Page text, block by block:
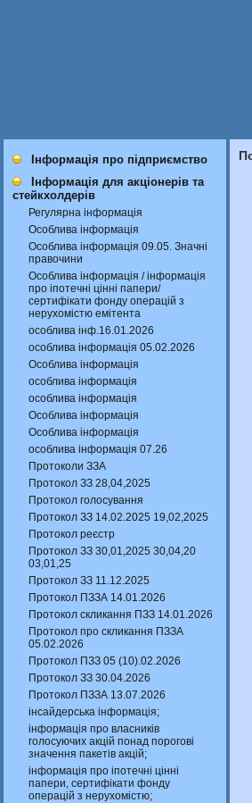
Інформація про підприємство
Інформація для акціонерів та
стейкхолдерів
Регулярна інформація
Особлива інформація
Особлива інформація 09.05. Значні
правочини
Особлива інформація / інформація
про іпотечні цінні папери/
сертифікати фонду операцій з
нерухомістю емітента
особлива інф.16.01.2026
особлива інформація 05.02.2026
Особлива інформація
особлива інформація
особлива інформація
Особлива інформація
Особлива інформація
особлива інформація 07.26
Протоколи ЗЗА
Протокол ЗЗ 28,04,2025
Протокол голосування
Протокол ЗЗ 14.02.2025 19,02,2025
Протокол реєстр
Протокол ЗЗ 30,01,2025 30,04,20
03,01,25
Протокол ЗЗ 11.12.2025
Протокол ПЗЗА 14.01.2026
Протокол скликання ПЗЗ 14.01.2026
Протокол про скликання ПЗЗА
05.02.2026
Протокол ПЗЗ 05 (10).02.2026
Протокол ЗЗ 30.04.2026
Протокол ПЗЗА 13.07.2026
інсайдерська інформація;
інформація про власників
голосуючих акцій понад порогові
значення пакетів акцій;
інформація про іпотечні цінні
папери, сертифікати фонду
операцій з нерухомістю;